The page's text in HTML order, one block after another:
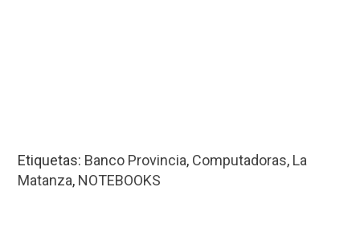
Etiquetas: Banco Provincia, Computadoras, La
Matanza, NOTEBOOKS